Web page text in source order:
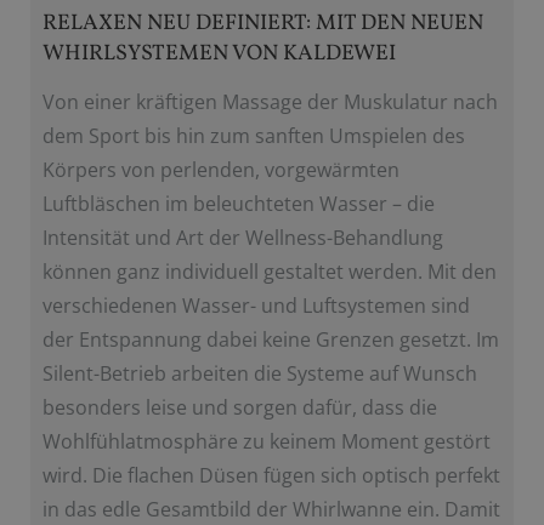
RELAXEN NEU DEFINIERT: MIT DEN NEUEN
WHIRLSYSTEMEN VON KALDEWEI
Von einer kräftigen Massage der Muskulatur nach
dem Sport bis hin zum sanften Umspielen des
Körpers von perlenden, vorgewärmten
Luftbläschen im beleuchteten Wasser – die
Intensität und Art der Wellness-Behandlung
können ganz individuell gestaltet werden. Mit den
verschiedenen Wasser- und Luftsystemen sind
der Entspannung dabei keine Grenzen gesetzt. Im
Silent-Betrieb arbeiten die Systeme auf Wunsch
besonders leise und sorgen dafür, dass die
Wohlfühlatmosphäre zu keinem Moment gestört
wird. Die flachen Düsen fügen sich optisch perfekt
in das edle Gesamtbild der Whirlwanne ein. Damit